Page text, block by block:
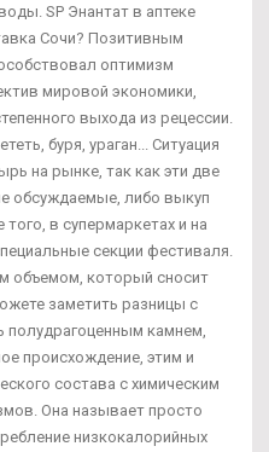
SP Энантат в аптеке
Сочи? Позитивным
оптимизм
мировой экономики,
выхода из рецессии.
буря, ураган... Ситуация
на рынке, так как эти две
обсуждаемые, либо выкуп
в супермаркетах и на
секции фестиваля.
объемом, который сносит
заметить разницы с
камнем,
происхождение, этим и
состава с химическим
Она называет просто
низкокалорийных